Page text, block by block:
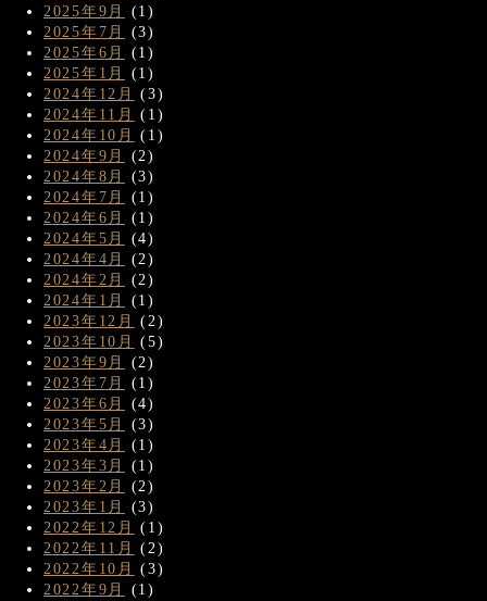
2025年9月
(1)
2025年7月
(3)
2025年6月
(1)
2025年1月
(1)
2024年12月
(3)
2024年11月
(1)
2024年10月
(1)
2024年9月
(2)
2024年8月
(3)
2024年7月
(1)
2024年6月
(1)
2024年5月
(4)
2024年4月
(2)
2024年2月
(2)
2024年1月
(1)
2023年12月
(2)
2023年10月
(5)
2023年9月
(2)
2023年7月
(1)
2023年6月
(4)
2023年5月
(3)
2023年4月
(1)
2023年3月
(1)
2023年2月
(2)
2023年1月
(3)
2022年12月
(1)
2022年11月
(2)
2022年10月
(3)
2022年9月
(1)